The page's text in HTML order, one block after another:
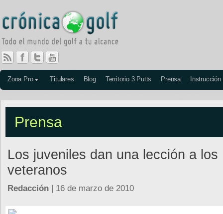
Zona Pro Titulares Blog Territorio 3 Putts Prensa Instrucción
Prensa
Los juveniles dan una lección a los
veteranos
Redacción | 16 de marzo de 2010